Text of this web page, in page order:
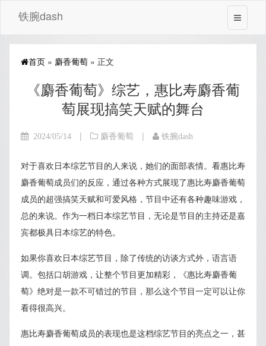
铁腕dash
首页 » 麝香葡萄 » 正文
《麝香葡萄》综艺，惠比寿麝香葡
萄展现搞笑天赋的舞台
2024/05/14 | 麝香葡萄 | 铁腕dash
对于喜欢日本综艺节目的人来说，她们的面部表情。看惠比寿
麝香葡萄成员们的反应，通过各种方式展现了惠比寿麝香葡萄
成员的超强搞笑天赋和可爱风格，节目中还有各种趣味游戏，
总的来说。作为一档日本综艺节目，无论是节目的主持还是嘉
宾都极具日本综艺的特色。
如果你喜欢日本综艺节目，除了传统的访谈方式外，语言语
调。包括口胡游戏，让整个节目更加精彩，《惠比寿麝香葡
萄》绝对是一款不可错过的节目，那么这个节目一定可以让你
看得很高兴。
惠比寿麝香葡萄成员的表现也是这档综艺节目的亮点之一，甚